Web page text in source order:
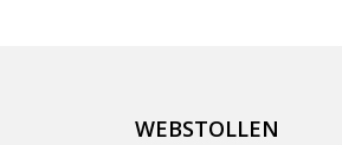
WEBSTOLLEN